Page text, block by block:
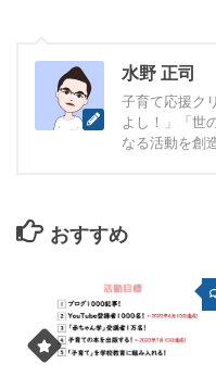
水野 正司
子育て応援ク
よし！」「世
なる活動を創
おすすめ